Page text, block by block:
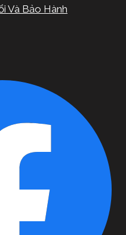
Và Bảo Hành